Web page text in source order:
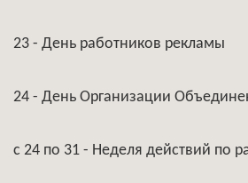
23 - День работников рекламы
24 - День Организации
с 24 по 31 - Неделя действий по